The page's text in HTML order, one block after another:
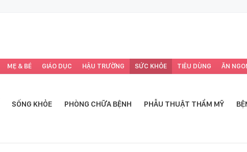
MẸ & BÉ GIÁO DỤC HẬU TRƯỜNG SỨC KHỎE TIÊU DÙNG ĂN
SỐNG KHỎE PHÒNG CHỮA BỆNH PHẪU THUẬT THẨM MỸ